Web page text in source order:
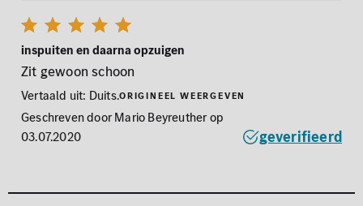
inspuiten en daarna opzuigen
Zit gewoon schoon
Vertaald uit: Duits.Origineel weergeven
Geschreven door Mario Beyreuther op
03.07.2020
geverifieerd